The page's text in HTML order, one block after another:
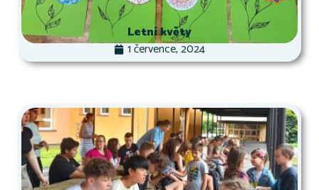
Letní květy
1 července, 2024